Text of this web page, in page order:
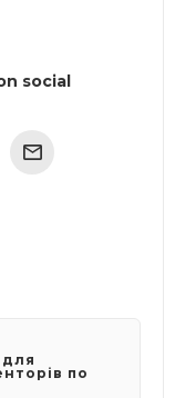
social
по